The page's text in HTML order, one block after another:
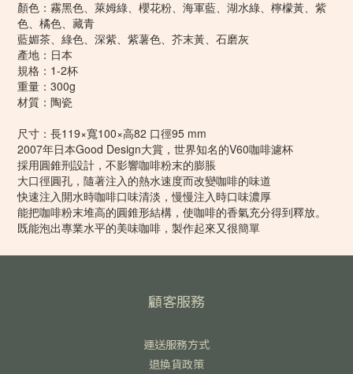
顏色：霧黑色、萊姆綠、櫻花粉、海軍藍、湖水綠、檸檬黃、紫
色、橘色、藏青
藍媚茶、綠色、深紫、紫薯色、芥末黃、石磨灰
產地：日本
規格：1-2杯
重量：300g
材質：陶瓷
尺寸：長119×寬100×高82 口徑95 mm
2007年日本Good Design大賞，世界知名的V60咖啡濾杯
採用圓錐刑設計，不影響咖啡粉末的膨脹
大口徑圓孔，隨著注入的熱水速度而改變咖啡的味道
快速注入開水時咖啡口味清淡，慢慢注入時口味濃厚
能把咖啡粉末堆高的圓錐形結構，使咖啡的香氣充分得到釋放。
既能泡出專業水平的美味咖啡，製作起來又很簡單
顧客服務
運送服務方式
退換貨政策